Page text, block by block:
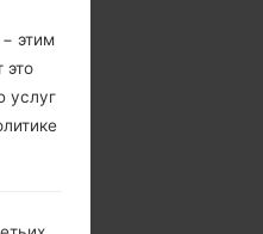
этим
это
услуг